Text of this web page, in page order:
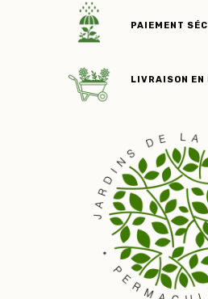
PAIEMENT
LIVRAISON EN